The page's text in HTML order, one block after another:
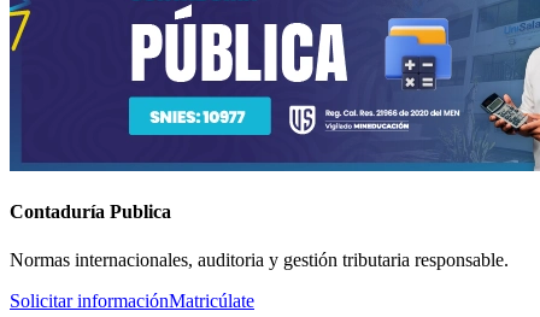
Contaduría Publica
Normas internacionales, auditoria y gestión tributaria responsable.
Solicitar informaciónMatricúlate